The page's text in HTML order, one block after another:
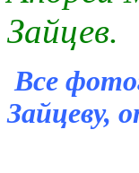
Зайцев.
Все
Зайцеву,